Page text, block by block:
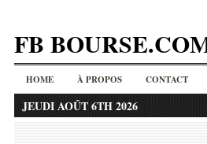
FB
HOME À PROPOS CONTACT
JEUDI AOÛT 6TH 2026